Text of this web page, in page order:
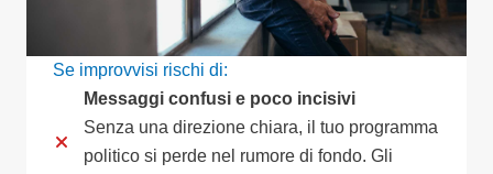
Se improvvisi rischi di:
Messaggi confusi e poco incisivi
Senza una direzione chiara, il tuo programma
politico si perde nel rumore di fondo. Gli